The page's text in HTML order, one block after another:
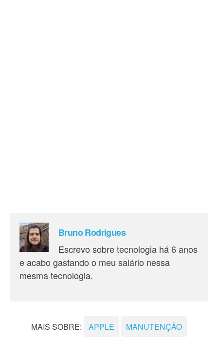
Bruno Rodrigues
Escrevo sobre tecnologia há 6 anos
e acabo gastando o meu salário nessa
mesma tecnologia.
MAIS SOBRE: APPLE MANUTENÇÃO